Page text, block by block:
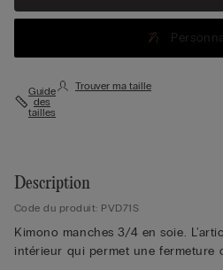
Guide
des
tailles
Trouver ma taille
Description
Code du produit: PVD71S
Kimono manches 3/4 en soie.
intérieur qui permet une fermeture